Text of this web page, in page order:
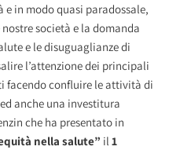
in modo quasi paradossale,
società e la domanda
e le disuguaglianze di
l’attenzione dei principali
facendo confluire le attività di
anche una investitura
che ha presentato in
nella salute” il 1